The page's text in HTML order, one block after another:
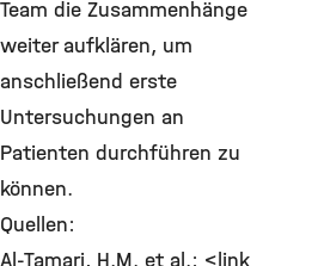
Team die Zusammenhänge
weiter aufklären, um
anschließend erste
Untersuchungen an
Patienten durchführen zu
können.
Quellen:
Al-Tamari, H.M. et al.: <link